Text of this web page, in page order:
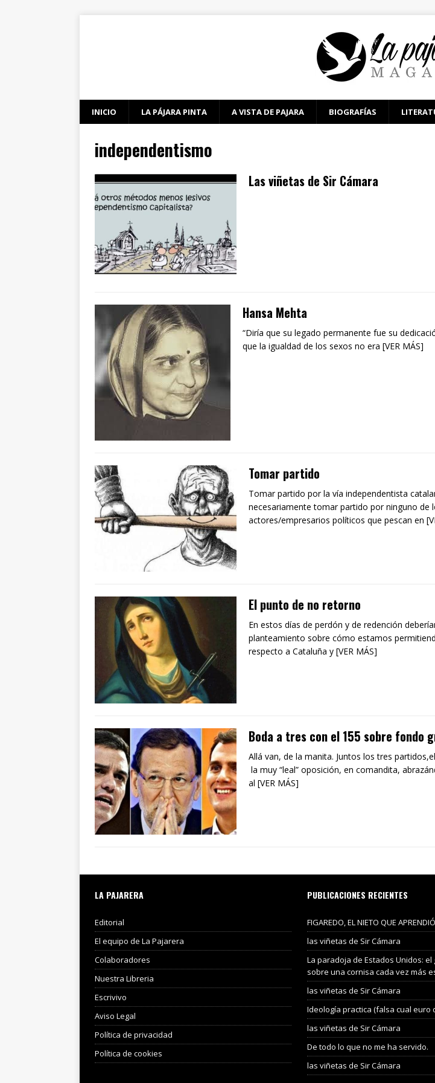
INICIO LA PÁJARA PINTA A VISTA DE PAJARA BIOGRAFÍAS
independentismo
Las viñetas de Sir Cámara
Hansa Mehta
“Diría que su legado permanente fue su
que la igualdad de los sexos no era [VER MÁS]
Tomar partido
Tomar partido por la vía independentista
necesariamente tomar partido por ninguno de
actores/empresarios políticos que pescan en
El punto de no retorno
En estos días de perdón y de redención
planteamiento sobre cómo estamos
respecto a Cataluña y [VER MÁS]
Boda a tres con el 155 sobre fondo
Allá van, de la manita. Juntos los tres
la muy “leal” oposición, en comandita,
al [VER MÁS]
LA PAJARERA
Editorial
El equipo de La Pajarera
Colaboradores
Nuestra Libreria
Escrivivo
Aviso Legal
Política de privacidad
Política de cookies
PUBLICACIONES RECIENTES
FIGAREDO, EL NIETO QUE
las viñetas de Sir Cámara
La paradoja de Estados Unidos: el
sobre una cornisa cada vez más
las viñetas de Sir Cámara
Ideología practica (falsa cual euro
las viñetas de Sir Cámara
De todo lo que no me ha servido.
las viñetas de Sir Cámara